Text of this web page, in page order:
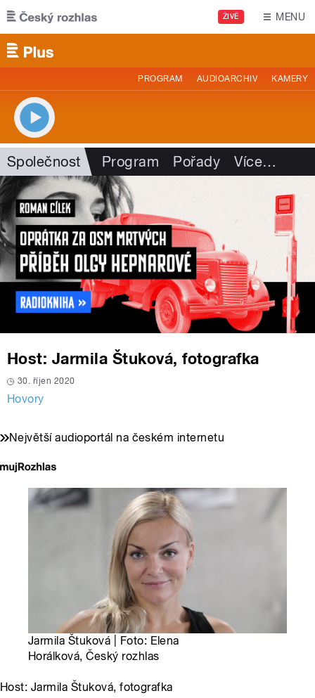
Přejít k hlavnímu obsahu
ŽIVĚ MENU
PROGRAM AUDIOARCHIV KAMERY
Společnost Program Pořady Více…
Host: Jarmila Štuková, fotografka
30. říjen 2020
Hovory
Největší audioportál na českém internetu
Jarmila Štuková | Foto: Elena
Horálková, Český rozhlas
Host: Jarmila Štuková, fotografka